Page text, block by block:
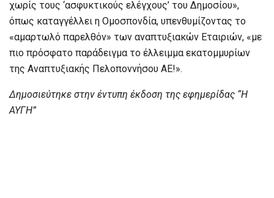
χωρίς τους ‘ασφυκτικούς ελέγχους’ του Δημοσίου»,
όπως καταγγέλλει η Ομοσπονδία, υπενθυμίζοντας το
«αμαρτωλό παρελθόν» των αναπτυξιακών Εταιριών, «με
πιο πρόσφατο παράδειγμα το έλλειμμα εκατομμυρίων
της Αναπτυξιακής Πελοποννήσου ΑΕ!».
Δημοσιεύτηκε στην έντυπη έκδοση της εφημερίδας “Η
ΑΥΓΗ”